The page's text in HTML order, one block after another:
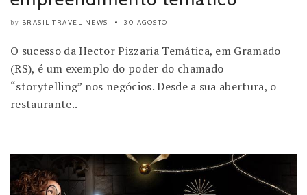
by BRASIL TRAVEL NEWS 30 AGOSTO
O sucesso da Hector Pizzaria Temática, em Gramado
(RS), é um exemplo do poder do chamado
“storytelling” nos negócios. Desde a sua abertura, o
restaurante..